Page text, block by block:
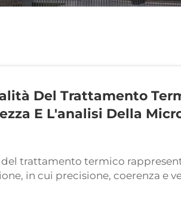
Del Trattamento
E L'analisi Della
trattamento termico
in cui precisione, coerenza e
specifiche